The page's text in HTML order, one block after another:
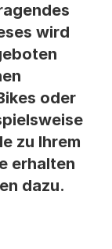
wird
oder
zu Ihrem
erhalten
dazu.